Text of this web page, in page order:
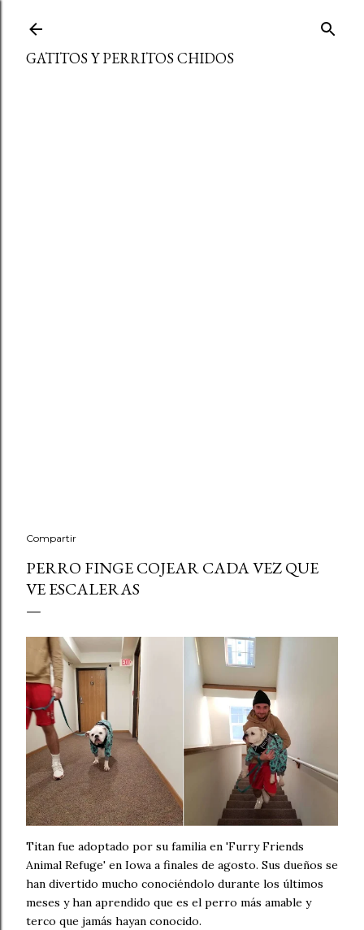
GATITOS Y PERRITOS CHIDOS
Compartir
PERRO FINGE COJEAR CADA VEZ QUE
VE ESCALERAS
Titan fue adoptado por su familia en 'Furry Friends
Animal Refuge' en Iowa a finales de agosto. Sus dueños se
han divertido mucho conociéndolo durante los últimos
meses y han aprendido que es el perro más amable y
terco que jamás hayan conocido.